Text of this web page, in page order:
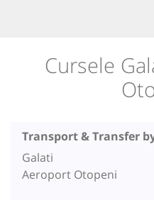
Cursele
Transport & Transfer
Galati
Aeroport Otopeni